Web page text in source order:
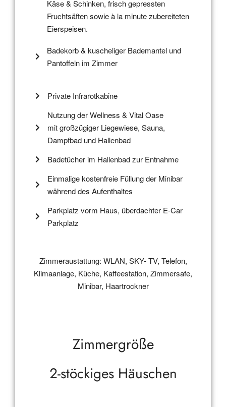
Käse & Schinken, frisch gepressten
Fruchtsäften sowie à la minute zubereiteten
Eierspeisen.
Badekorb & kuscheliger Bademantel und
Pantoffeln im Zimmer
Private Infrarotkabine
Nutzung der Wellness & Vital Oase
mit großzügiger Liegewiese, Sauna,
Dampfbad und Hallenbad
Badetücher im Hallenbad zur Entnahme
Einmalige kostenfreie Füllung der Minibar
während des Aufenthaltes
Parkplatz vorm Haus, überdachter E-Car
Parkplatz
Zimmeraustattung: WLAN, SKY- TV, Telefon,
Klimaanlage, Küche, Kaffeestation, Zimmersafe,
Minibar, Haartrockner
Zimmergröße
2-stöckiges Häuschen